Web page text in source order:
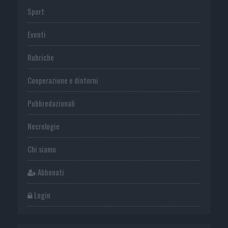
Sport
Eventi
Rubriche
Cooperazione e dintorni
Publiredazionali
Necrologie
Chi siamo
Abbonati
Login